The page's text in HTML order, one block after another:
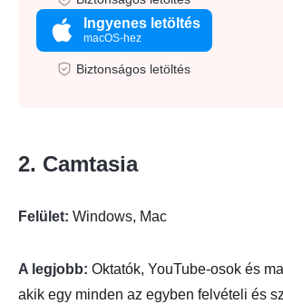
Ingyenes letöltés
macOS-hez
Biztonságos letöltés
2. Camtasia
Felület: Windows, Mac
A legjobb: Oktatók, YouTube-osok és
akik egy minden az egyben felvételi és